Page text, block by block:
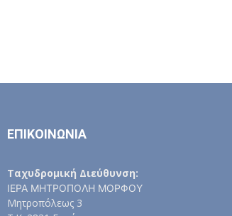
ΕΠΙΚΟΙΝΩΝΙΑ
Ταχυδρομική Διεύθυνση:
ΙΕΡΑ ΜΗΤΡΟΠΟΛΗ ΜΟΡΦΟΥ
Μητροπόλεως 3